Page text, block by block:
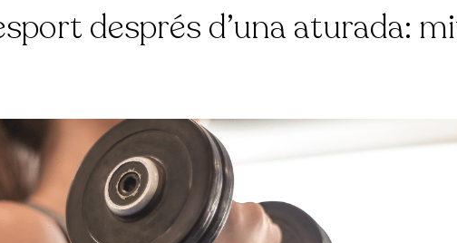
Club CreuBlanca
diagnòstiques Treballa amb nosaltres
Preguntes freqüents
després d’una aturada: